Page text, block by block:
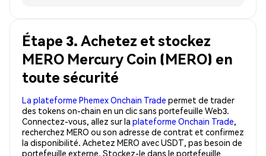
Étape 3. Achetez et stockez
MERO Mercury Coin (MERO) en
toute sécurité
La plateforme Phemex Onchain Trade permet de trader
des tokens on-chain en un clic sans portefeuille Web3.
Connectez-vous, allez sur la plateforme Onchain Trade,
recherchez MERO ou son adresse de contrat et confirmez
la disponibilité. Achetez MERO avec USDT, pas besoin de
portefeuille externe. Stockez-le dans le portefeuille